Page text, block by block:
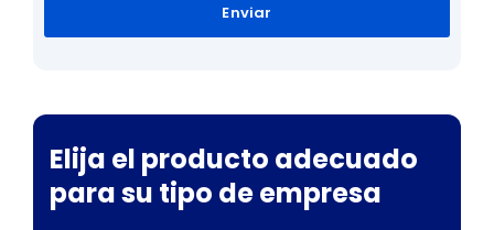
Enviar
Elija el producto adecuado
para su tipo de empresa